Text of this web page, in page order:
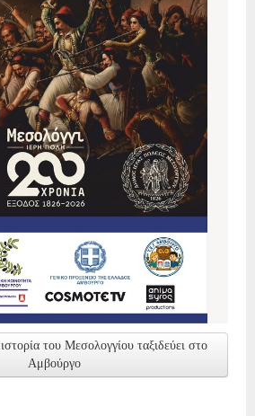
του Μεσολογγίου ταξιδεύει στο
Αμβούργο